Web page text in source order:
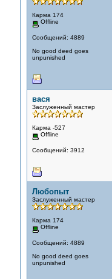
Карма 174
Offline
Сообщений: 4889
No good deed goes
unpunished
вася
Заслуженный мастер
Карма -527
Offline
Сообщений: 3912
Любопыт
Заслуженный мастер
Карма 174
Offline
Сообщений: 4889
No good deed goes
unpunished